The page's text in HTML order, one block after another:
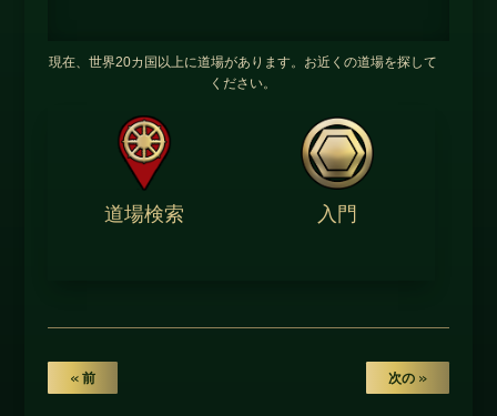
現在、世界20カ国以上に道場があります。お近くの道場を探して
ください。
道場検索 入門
« 前 次の »